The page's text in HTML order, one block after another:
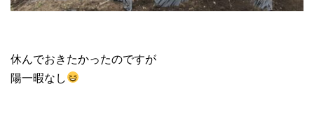
休んでおきたかったのですが
陽一暇なし